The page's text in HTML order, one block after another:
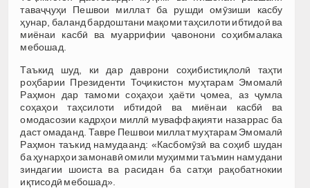
таваҷҷуҳи Пешвои миллат ба рушди омӯзиши касбу
ҳунар, баланд бардоштани мақоми таҳсилоти ибтидоӣ ва
миёнаи касбӣ ва муаррифии ҷавонони соҳибмалака
мебошад.
Таъкид шуд, ки дар даврони соҳибистиқлолӣ таҳти
роҳбарии Президенти Тоҷикистон муҳтарам Эмомалӣ
Раҳмон дар тамоми соҳаҳои ҳаёти ҷомеа, аз ҷумла
соҳаҳои таҳсилоти ибтидоӣ ва миёнаи касбӣ ва
омодасозии кадрҳои миллӣ муваффақияти назаррас ба
даст омаданд. Тавре Пешвои миллат муҳтарам Эмомалӣ
Раҳмон таъкид намудаанд: «Касбомӯзӣ ва соҳиб шудан
ба ҳунарҳои замонавӣ омили муҳимми таъмин намудани
зиндагии шоиста ва расидан ба сатҳи рақобатнокии
иқтисодӣ мебошад».